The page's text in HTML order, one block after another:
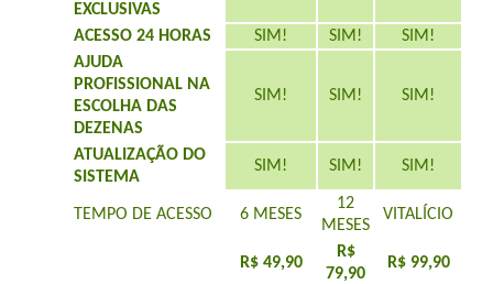
EXCLUSIVAS
ACESSO 24 HORAS SIM! SIM!
SIM!
AJUDA
PROFISSIONAL NA
ESCOLHA DAS
DEZENAS
SIM! SIM! SIM!
ATUALIZAÇÃO DO
SISTEMA
SIM! SIM! SIM!
TEMPO DE ACESSO 6 MESES
12
MESES
VITALÍCIO
R$ 49,90
R$
79,90
R$ 99,90